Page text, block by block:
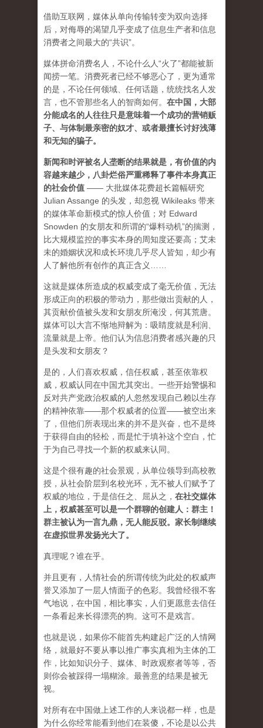
借助互联网，媒体从单向传输转变为双向选择
后，对侮辱的渴望几乎变成了信息生产者和信息
消费者之间最大的“共识”。
媒体拼命消费名人，不论什么人“火了”都能被新
闻捞一笔。消费死者已经不够恶心了，更为通常
的是，不论任何领域、任何话题，统统找名人发
言，也不管那些名人的智商如何。 在中国，大部
分能成名的人往往只是意味着一个成功的营销贩
子、与体制最亲密的奴才、或者最擅长讨好浅薄
和无知的骗子。
新闻和时评被名人垄断的结果就是，有价值的内
容越来越少，八卦烂俗严重稀释了事件本身真正
的社会价值 —— 大批媒体花费超长篇幅研究
Julian Assange 的头发，却忽视 Wikileaks 带来
的媒体革命新模式的惊人价值；对 Edward
Snowden 的女朋友和所谓的“爆料动机”的揣测，
比大规模监控的事实本身的周知度还要高；艾未
未的婚姻状况和成长环境几乎尽人皆知，却少有
人了解他所有创作的真正含义……
这就是媒体所造成的权威变成了毫无价值，无法
形成正向的积极的带动力，那些做出贡献的人，
其贡献价值被头发和女朋友所淹没，何其荒唐。
媒体可以大言不惭地辩解为：吸睛度就是利润、
流量就是上帝。他们认为信息消费者感兴趣的只
是头发和女朋友？
是的，人们喜欢权威，信任权威，甚至依靠权
威，权威认同在中国尤其突出。一些开始警惕和
反对共产党政治权威的人忽然发现自己赖以生存
的精神依靠——那个权威者的位置——被空出来
了，但他们所表现出来的并不是兴奋，也不是终
于获得自由的轻松，而是忙于填补这个空白，忙
于为自己寻找一个新的权威来认同。
这是个很有趣的社会景观，从单位领导到高校教
授，从社会阶层到名校光环，无不被人们赋予了
权威的地位，于是信任之、屈从之， 在社交媒体
上，权威甚至可以是一个群聊的创建人：群主！
群主被认为一言九鼎，无人能反驳。家长制继续
在虚拟世界发扬光大了。
真理呢？谁在乎。
并且更有，人情社会的所谓传统为此处的权威声
誉又添加了一层人情面子的色彩。我曾经很不客
气地说，在中国，相比事实，人们更愿意去信任
一条看起来长得漂亮的狗。这可不是戏言。
也就是说，如果你不能首先构建起广泛的人情网
络，就最好不要从事以推广事实真相为主体的工
作，比如知识分子、媒体、时政观察者等等，否
则你会被踩得一塌糊涂。最善意的结果是被无
视。
对所有在中国做上述工作的人来说都一样，也是
为什么你经常能看到他们在装傻，不论是以公共